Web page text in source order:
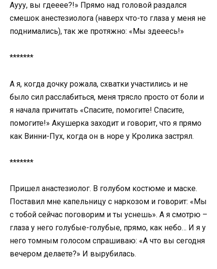
Аууу, вы гдееее?!» Прямо над головой раздался
смешок анестезиолога (наверх что-то глаза у меня не
поднимались), так же протяжно: «Мы здееесь!»
*******
А я, когда дочку рожала, схватки участились и не
было сил расслабиться, меня трясло просто от боли и
я начала причитать «Спасите, помогите! Спасите,
помогите!» Акушерка заходит и говорит, что я прямо
как Винни-Пух, когда он в норе у Кролика застрял.
*******
Пришел анастезиолог. В голубом костюме и маске.
Поставил мне капельницу с наркозом и говорит: «Мы
с тобой сейчас поговорим и ты уснешь». А я смотрю –
глаза у него голубые-голубые, прямо, как небо… И я у
него томным голосом спрашиваю: «А что вы сегодня
вечером делаете?» И вырубилась.